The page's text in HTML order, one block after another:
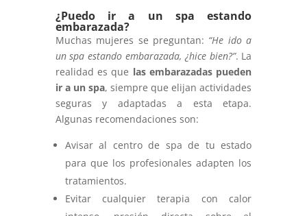
¿Puedo ir a un spa estando
embarazada?
Muchas mujeres se preguntan: “He ido a
un spa estando embarazada, ¿hice bien?”. La
realidad es que las embarazadas pueden
ir a un spa, siempre que elijan actividades
seguras y adaptadas a esta etapa.
Algunas recomendaciones son:
Avisar al centro de spa de tu estado
para que los profesionales adapten los
tratamientos.
Evitar cualquier terapia con calor